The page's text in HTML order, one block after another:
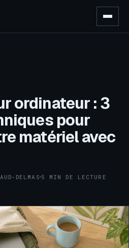
ordinateur : 3
pour
matériel avec
DELMAS ·
5 MIN DE LECTURE